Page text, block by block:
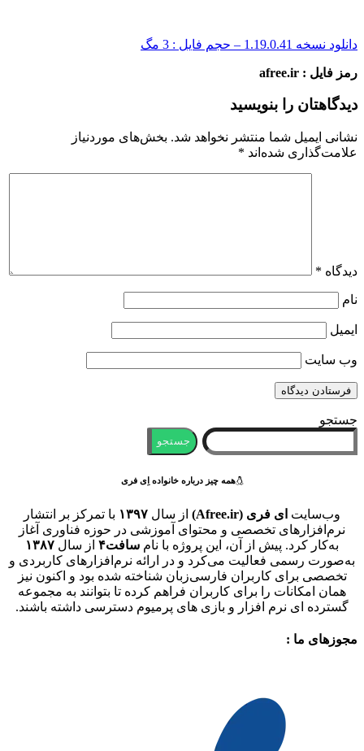
دانلود نسخه 1.19.0.41 – حجم فایل : 3 مگ
رمز فایل : afree.ir
دیدگاهتان را بنویسید
نشانی ایمیل شما منتشر نخواهد شد. بخش‌های موردنیاز
علامت‌گذاری شده‌اند *
دیدگاه *
نام
ایمیل
وب‌ سایت
جستجو
جستجو
همه چیز درباره خانواده اِی فری
وب‌سایت ای فری (Afree.ir) از سال ۱۳۹۷ با تمرکز بر انتشار
نرم‌افزارهای تخصصی و محتوای آموزشی در حوزه فناوری آغاز
به‌کار کرد. پیش از آن، این پروژه با نام سافت۴ از سال ۱۳۸۷
به‌صورت رسمی فعالیت می‌کرد و در ارائه نرم‌افزارهای کاربردی و
تخصصی برای کاربران فارسی‌زبان شناخته شده بود و اکنون نیز
همان امکانات را برای کاربران فراهم کرده تا بتوانند به مجموعه
گسترده ای نرم افزار و بازی های پرمیوم دسترسی داشته باشند.
مجوزهای ما :